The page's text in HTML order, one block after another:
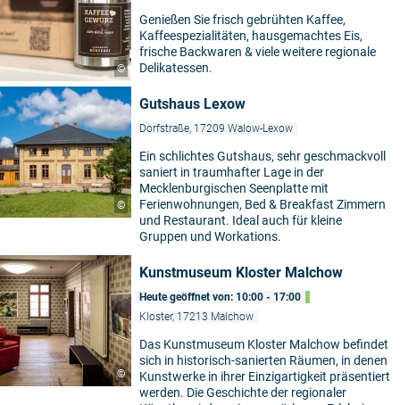
©
Genießen Sie frisch gebrühten Kaffee,
Kaffeespezialitäten, hausgemachtes Eis,
frische Backwaren & viele weitere regionale
Delikatessen.
©
Gutshaus Lexow
Dorfstraße, 17209 Walow-Lexow
Ein schlichtes Gutshaus, sehr geschmackvoll
saniert in traumhafter Lage in der
Mecklenburgischen Seenplatte mit
Ferienwohnungen, Bed & Breakfast Zimmern
und Restaurant. Ideal auch für kleine
Gruppen und Workations.
©
Kunstmuseum Kloster Malchow
Heute geöffnet von: 10:00 - 17:00
Kloster, 17213 Malchow
Das Kunstmuseum Kloster Malchow befindet
sich in historisch-sanierten Räumen, in denen
Kunstwerke in ihrer Einzigartigkeit präsentiert
werden. Die Geschichte der regionaler